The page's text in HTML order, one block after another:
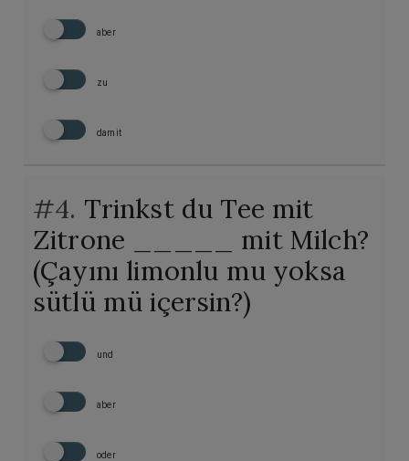
aber
zu
damit
#4. Trinkst du Tee mit
Zitrone _____ mit Milch?
(Çayını limonlu mu yoksa
sütlü mü içersin?)
und
aber
oder